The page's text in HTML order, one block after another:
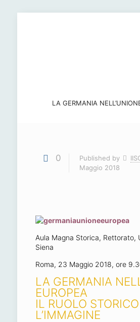
LA GERMANIA
0 Published by
Maggio 2018
Aula Magna Storica, Rettorato,
Siena
Roma, 23 Maggio 2018, ore
LA GERMANIA
EUROPEA
IL RUOLO
L’IMMAGINE